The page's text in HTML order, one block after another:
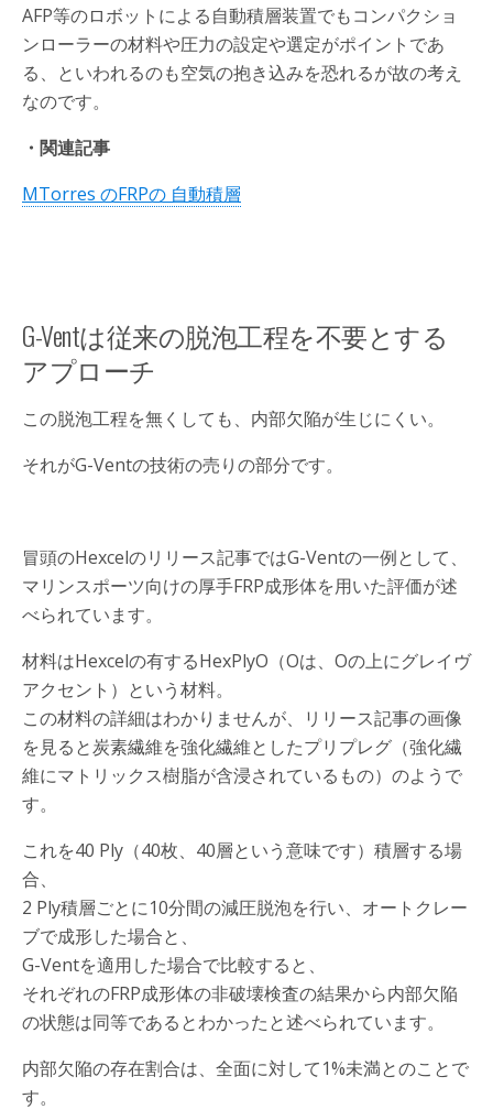
AFP等のロボットによる自動積層装置でもコンパクショ
ンローラーの材料や圧力の設定や選定がポイントであ
る、といわれるのも空気の抱き込みを恐れるが故の考え
なのです。
・関連記事
MTorres のFRPの 自動積層
G-Ventは従来の脱泡工程を不要とする
アプローチ
この脱泡工程を無くしても、内部欠陥が生じにくい。
それがG-Ventの技術の売りの部分です。
冒頭のHexcelのリリース記事ではG-Ventの一例として、
マリンスポーツ向けの厚手FRP成形体を用いた評価が述
べられています。
材料はHexcelの有するHexPlyO（Oは、Oの上にグレイヴ
アクセント）という材料。
この材料の詳細はわかりませんが、リリース記事の画像
を見ると炭素繊維を強化繊維としたプリプレグ（強化繊
維にマトリックス樹脂が含浸されているもの）のようで
す。
これを40 Ply（40枚、40層という意味です）積層する場
合、
2 Ply積層ごとに10分間の減圧脱泡を行い、オートクレー
ブで成形した場合と、
G-Ventを適用した場合で比較すると、
それぞれのFRP成形体の非破壊検査の結果から内部欠陥
の状態は同等であるとわかったと述べられています。
内部欠陥の存在割合は、全面に対して1%未満とのことで
す。